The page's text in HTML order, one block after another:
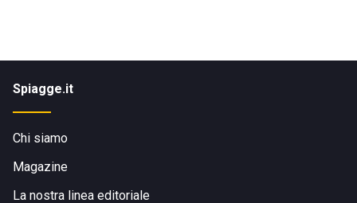
Spiagge.it
Chi siamo
Magazine
La nostra linea editoriale